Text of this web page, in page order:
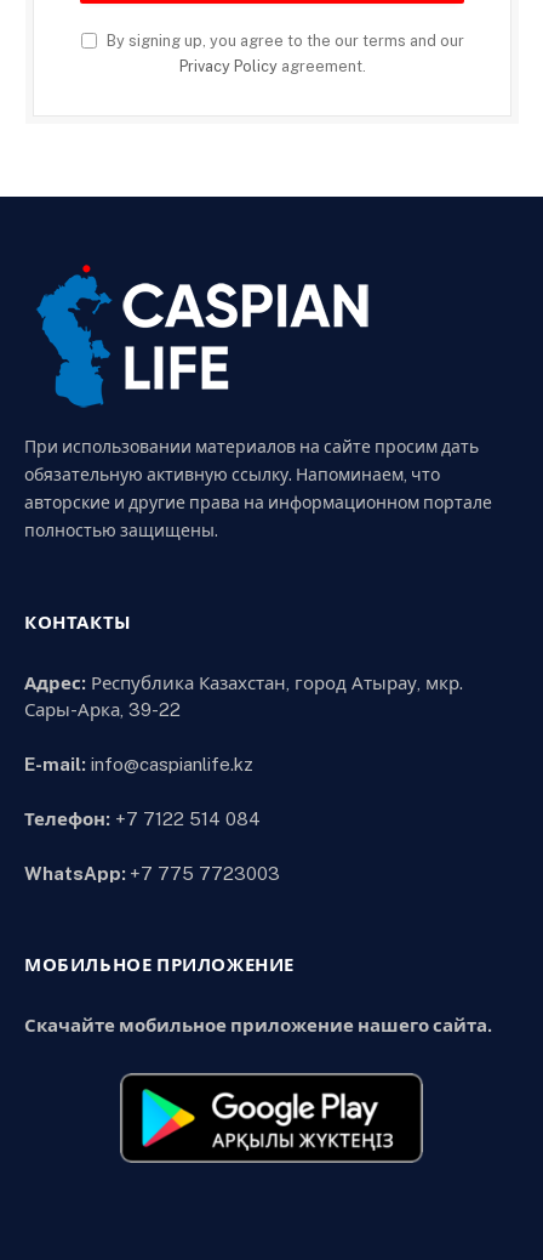
By signing up, you agree to the our terms and our
Privacy Policyagreement.
При использовании материалов на сайте просим дать
обязательную активную ссылку. Напоминаем, что
авторские и другие права на информационном портале
полностью защищены.
КОНТАКТЫ
Адрес: Республика Казахстан, город Атырау, мкр.
Сары-Арка, 39-22
E-mail: info@caspianlife.kz
Телефон: +7 7122 514 084
WhatsApp: +7 775 7723003
МОБИЛЬНОЕ ПРИЛОЖЕНИЕ
Скачайте мобильное приложение нашего сайта.